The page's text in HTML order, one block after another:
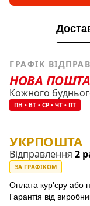
ГРАФІК
НОВА ПОШТА
Кожного
ПН • ВТ • СР • ЧТ • ПТ
УКРПОШТА
Відправлення 2
ЗА ГРАФІКОМ
Оплата кур'єру або
Гарантія від